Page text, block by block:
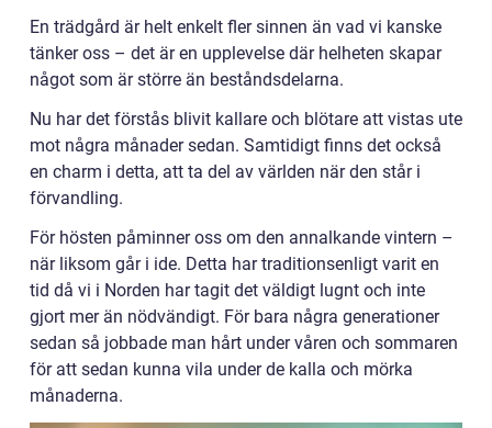
En trädgård är helt enkelt fler sinnen än vad vi kanske
tänker oss – det är en upplevelse där helheten skapar
något som är större än beståndsdelarna.
Nu har det förstås blivit kallare och blötare att vistas ute
mot några månader sedan. Samtidigt finns det också
en charm i detta, att ta del av världen när den står i
förvandling.
För hösten påminner oss om den annalkande vintern –
när liksom går i ide. Detta har traditionsenligt varit en
tid då vi i Norden har tagit det väldigt lugnt och inte
gjort mer än nödvändigt. För bara några generationer
sedan så jobbade man hårt under våren och sommaren
för att sedan kunna vila under de kalla och mörka
månaderna.